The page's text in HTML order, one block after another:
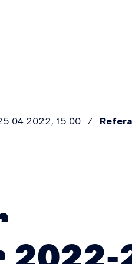
15:00